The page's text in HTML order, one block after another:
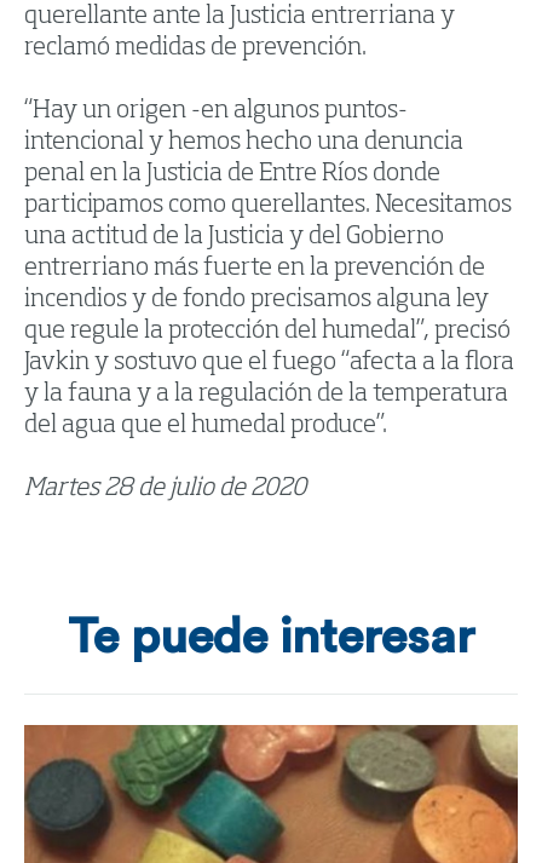
querellante ante la Justicia entrerriana y
reclamó medidas de prevención.
“Hay un origen -en algunos puntos-
intencional y hemos hecho una denuncia
penal en la Justicia de Entre Ríos donde
participamos como querellantes. Necesitamos
una actitud de la Justicia y del Gobierno
entrerriano más fuerte en la prevención de
incendios y de fondo precisamos alguna ley
que regule la protección del humedal”, precisó
Javkin y sostuvo que el fuego “afecta a la flora
y la fauna y a la regulación de la temperatura
del agua que el humedal produce”.
Martes 28 de julio de 2020
Te puede interesar